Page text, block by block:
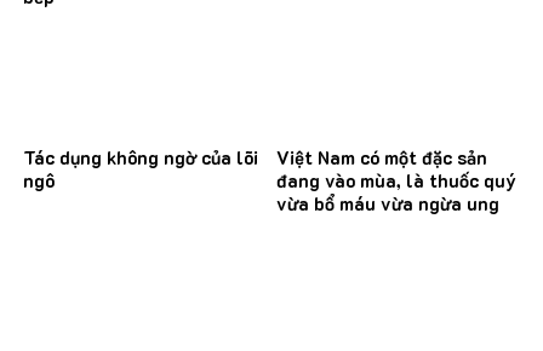
Tác dụng không ngờ của lõi
ngô
Việt Nam có một đặc sản
đang vào mùa, là thuốc quý
vừa bổ máu vừa ngừa ung